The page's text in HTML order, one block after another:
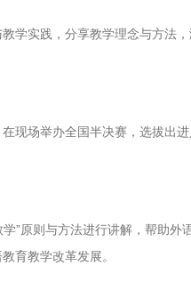
学实践，分享教学理念与方法
现场举办全国半决赛，选拔出
”原则与方法进行讲解，帮助外
育教学改革发展。